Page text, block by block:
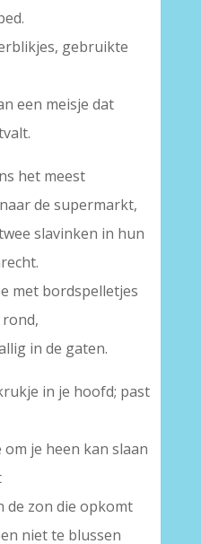
gebruikte
een meisje dat
het meest
de supermarkt,
slavinken in hun
met bordspelletjes
in de gaten.
in je hoofd; past
om je heen kan slaan
de zon die opkomt
niet te blussen